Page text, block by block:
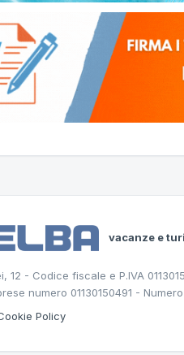
vacanze e
- Codice fiscale e P.IVA
numero 01130150491 - Numero
Policy